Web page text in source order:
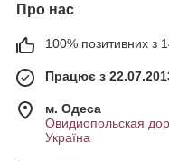
Про нас
100% позитивних з
Працює з
м. Одеса
Овидиопольская
Україна